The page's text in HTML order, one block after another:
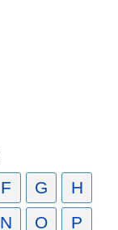
F G
H
N O P